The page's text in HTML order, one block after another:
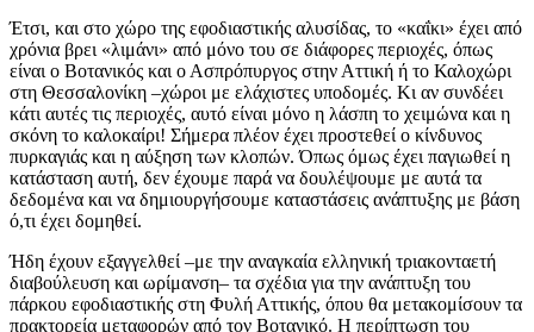
Έτσι, και στο χώρο της εφοδιαστικής αλυσίδας, το «καΐκι» έχει από
χρόνια βρει «λιμάνι» από μόνο του σε διάφορες περιοχές, όπως
είναι ο Βοτανικός και ο Ασπρόπυργος στην Αττική ή το Καλοχώρι
στη Θεσσαλονίκη –χώροι με ελάχιστες υποδομές. Κι αν συνδέει
κάτι αυτές τις περιοχές, αυτό είναι μόνο η λάσπη το χειμώνα και η
σκόνη το καλοκαίρι! Σήμερα πλέον έχει προστεθεί ο κίνδυνος
πυρκαγιάς και η αύξηση των κλοπών. Όπως όμως έχει παγιωθεί η
κατάσταση αυτή, δεν έχουμε παρά να δουλέψουμε με αυτά τα
δεδομένα και να δημιουργήσουμε καταστάσεις ανάπτυξης με βάση
ό,τι έχει δομηθεί.
Ήδη έχουν εξαγγελθεί –με την αναγκαία ελληνική τριακονταετή
διαβούλευση και ωρίμανση– τα σχέδια για την ανάπτυξη του
πάρκου εφοδιαστικής στη Φυλή Αττικής, όπου θα μετακομίσουν τα
πρακτορεία μεταφορών από τον Βοτανικό. Η περίπτωση του